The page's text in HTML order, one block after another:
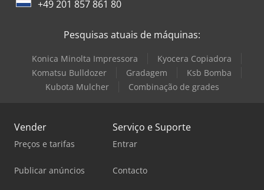
+49 201 857 861 80
Pesquisas atuais de máquinas:
Konica Minolta Impressora
Kyocera Copiadora
Komatsu Bulldozer
Gradagem
Ksb Bomba
Kubota Mulcher
Combinação de grades
Vender
Preços e tarifas
Publicar anúncios
Serviço e Suporte
Entrar
Contacto